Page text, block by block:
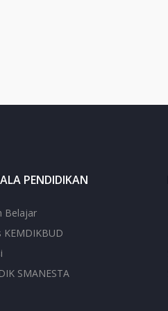
PENDIDIKAN
Belajar
KEMDIKBUD
SMANESTA